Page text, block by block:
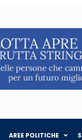
AREE POLITICHE